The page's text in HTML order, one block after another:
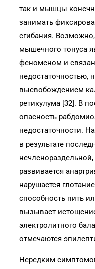
так и мышцы
занимать
сгибания.
мышечного тонуса
феноменом и
недостаточностью,
высвобождением
ретикулума [32]. В
опасность
недостаточности.
в результате
развивается
нарушается
способность пить
вызывает
электролитного
отмечаются
Нередким